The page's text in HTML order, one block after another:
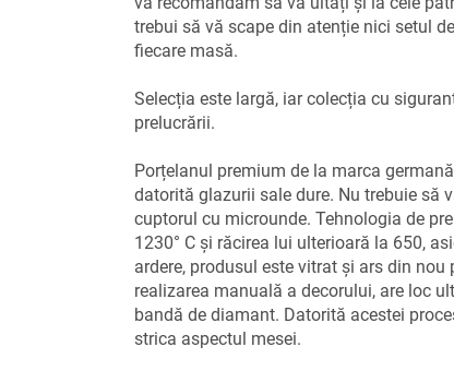
trebui să vă scape din atenție nici setul
fiecare masă.
Selecția este largă, iar colecția cu
prelucrării.
Porțelanul premium de la marca
datorită glazurii sale dure. Nu trebuie să
cuptorul cu microunde. Tehnologia de
1230° C și răcirea lui ulterioară la 650,
ardere, produsul este vitrat și ars din
realizarea manuală a decorului, are loc
bandă de diamant. Datorită acestei
strica aspectul mesei.